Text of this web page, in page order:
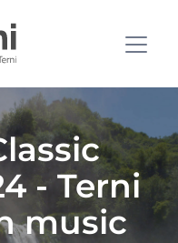
- Terni
music